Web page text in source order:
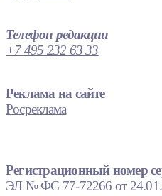
Телефон редакции
+7 495 232 63 33
Реклама на сайте
Росреклама
Регистрационный номер
ЭЛ № ФС 77-72266 от